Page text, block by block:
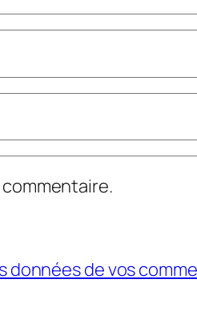
données de vos